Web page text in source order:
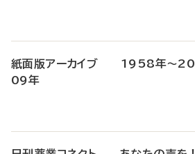
紙面版アーカイブ 1958年～20
09年